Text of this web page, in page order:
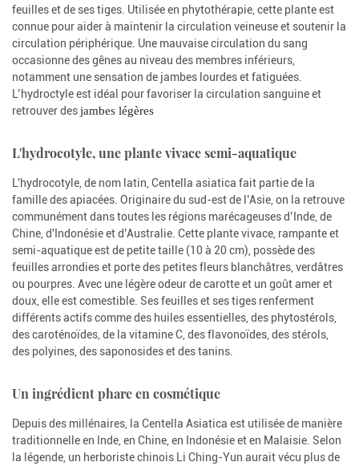
feuilles et de ses tiges. Utilisée en phytothérapie, cette plante est
connue pour aider à maintenir la circulation veineuse et soutenir la
circulation périphérique. Une mauvaise circulation du sang
occasionne des gênes au niveau des membres inférieurs,
notamment une sensation de jambes lourdes et fatiguées.
L’hydroctyle est idéal pour favoriser la circulation sanguine et
retrouver desjambes légères
L'hydrocotyle, une plante vivace semi-aquatique
L'hydrocotyle, de nom latin, Centella asiatica fait partie de la
famille des apiacées. Originaire du sud-est de l’Asie, on la retrouve
communément dans toutes les régions marécageuses d’Inde, de
Chine, d'Indonésie et d’Australie. Cette plante vivace, rampante et
semi-aquatique est de petite taille (10 à 20 cm), possède des
feuilles arrondies et porte des petites fleurs blanchâtres, verdâtres
ou pourpres. Avec une légère odeur de carotte et un goût amer et
doux, elle est comestible. Ses feuilles et ses tiges renferment
différents actifs comme des huiles essentielles, des phytostérols,
des caroténoïdes, de la vitamine C, des flavonoïdes, des stérols,
des polyines, des saponosides et des tanins.
Un ingrédient phare en cosmétique
Depuis des millénaires, la Centella Asiatica est utilisée de manière
traditionnelle en Inde, en Chine, en Indonésie et en Malaisie. Selon
la légende, un herboriste chinois Li Ching-Yun aurait vécu plus de